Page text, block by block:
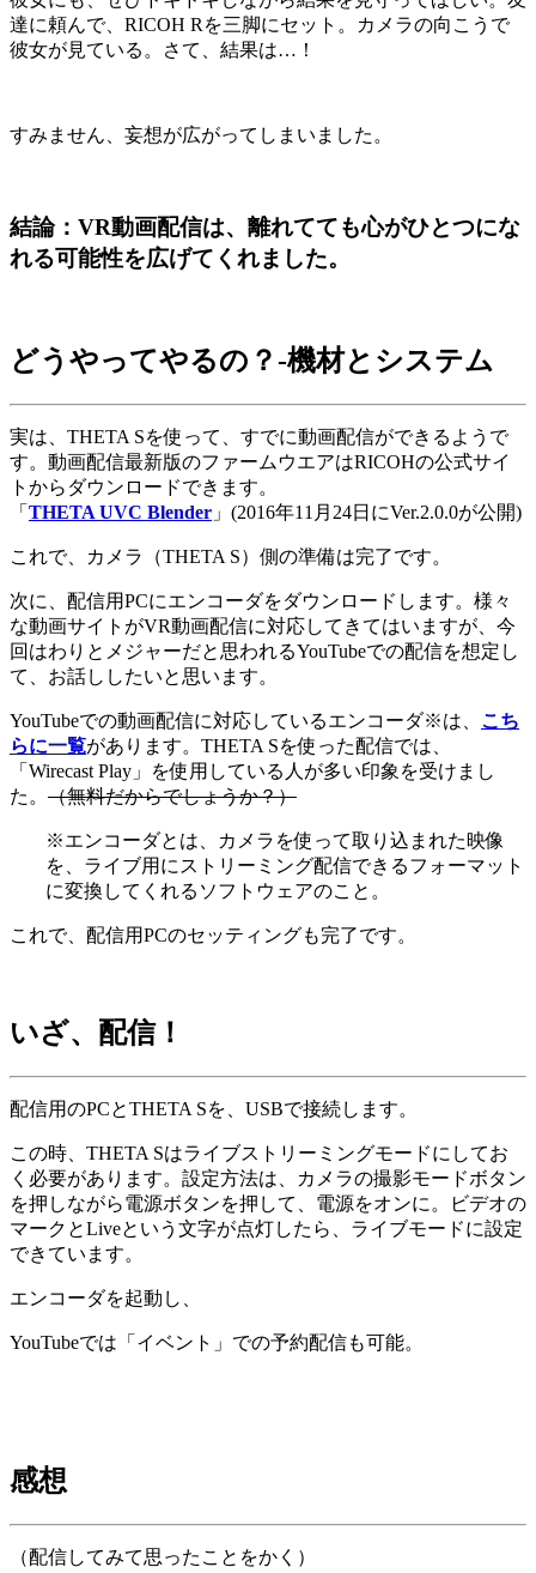
達に頼んで、RICOH Rを三脚にセット。カメラの向こうで
彼女が見ている。さて、結果は…！
すみません、妄想が広がってしまいました。
結論：VR動画配信は、離れてても心がひとつにな
れる可能性を広げてくれました。
どうやってやるの？-機材とシステム
実は、THETA Sを使って、すでに動画配信ができるようで
す。動画配信最新版のファームウエアはRICOHの公式サイ
トからダウンロードできます。
「 THETA UVC Blender 」(2016年11月24日にVer.2.0.0が公開)
これで、カメラ（THETA S）側の準備は完了です。
次に、配信用PCにエンコーダをダウンロードします。様々
な動画サイトがVR動画配信に対応してきてはいますが、今
回はわりとメジャーだと思われるYouTubeでの配信を想定し
て、お話ししたいと思います。
YouTubeでの動画配信に対応しているエンコーダ※は、 こち
らに一覧があります。THETA Sを使った配信では、
「Wirecast Play」を使用している人が多い印象を受けまし
た。 （無料だからでしょうか？）
※エンコーダとは、カメラを使って取り込まれた映像
を、ライブ用にストリーミング配信できるフォーマット
に変換してくれるソフトウェアのこと。
これで、配信用PCのセッティングも完了です。
いざ、配信！
配信用のPCとTHETA Sを、USBで接続します。
この時、THETA Sはライブストリーミングモードにしてお
く必要があります。設定方法は、カメラの撮影モードボタン
を押しながら電源ボタンを押して、電源をオンに。ビデオの
マークとLiveという文字が点灯したら、ライブモードに設定
できています。
エンコーダを起動し、
YouTubeでは「イベント」での予約配信も可能。
感想
（配信してみて思ったことをかく）